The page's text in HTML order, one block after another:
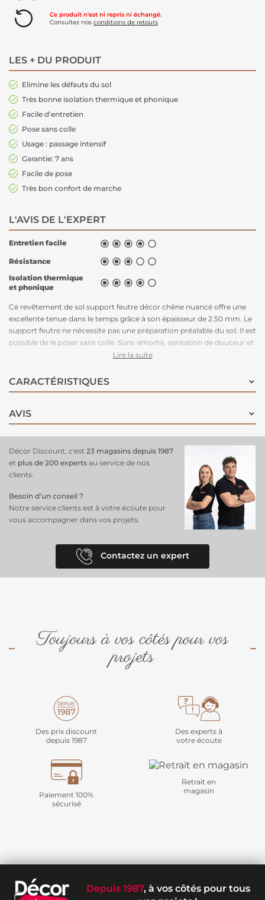
Ce produit n'est ni repris ni échangé.
Consultez nos conditions de retours
LES + DU PRODUIT
Elimine les défauts du sol
Très bonne isolation thermique et phonique
Facile d'entretien
Pose sans colle
Usage : passage intensif
Garantie: 7 ans
Facile de pose
Très bon confort de marche
L'AVIS DE L'EXPERT
Entretien facile     
Résistance     
Isolation thermique
et phonique
    
Ce revêtement de sol support feutre décor chêne nuancé offre une
excellente tenue dans le temps grâce à son épaisseur de 2.50 mm. Le
support feutre ne nécessite pas une préparation préalable du sol. Il est
possible de le poser sans colle. Sons amortis, sensation de douceur et
confort à la marche inégalé. Traitement antitache pour un entretien
quelle soit traditionnelle ou contemporraine.
Lire la suite
CARACTÉRISTIQUES
AVIS
Décor Discount, c'est 23 magasins depuis 1987
et plus de 200 experts au service de nos
clients.
Besoin d’un conseil ?
Notre service clients est à votre écoute pour
vous accompagner dans vos projets.
Contactez un expert
Toujours à vos côtés pour vos
projets
Des prix discount
depuis 1987
Des experts à
votre écoute
Paiement 100%
sécurisé
Retrait en
magasin
Depuis 1987, à vos côtés pour tous